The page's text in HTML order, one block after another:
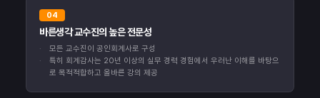
04
바른생각 교수진의 높은 전문성
모든 교수진이 공인회계사로 구성
특히 회계감사는 20년 이상의 실무 경력 경험에서 우러난 이해를 바탕으
로 목적적합하고 올바른 강의 제공